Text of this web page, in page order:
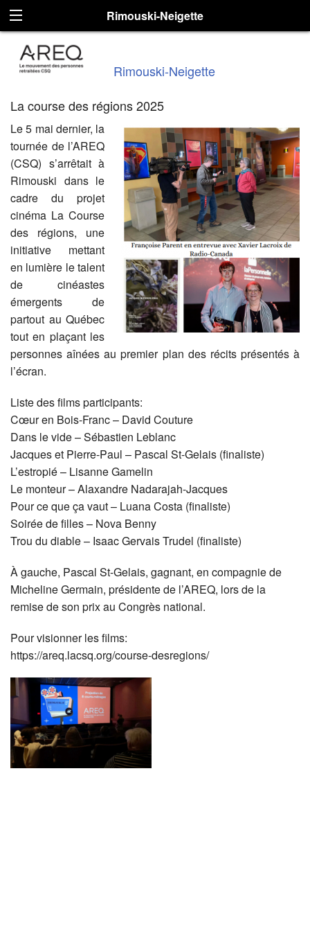
Rimouski-Neigette
Rimouski-Neigette
La course des régions 2025
Le 5 mai dernier, la
tournée de l’AREQ
(CSQ) s’arrêtait à
Rimouski dans le
cadre du projet
cinéma La Course
des régions, une
initiative mettant
en lumière le talent
de cinéastes
émergents de
partout au Québec
tout en plaçant les
personnes aînées au premier plan des récits présentés à
l’écran.
Liste des films participants:
Cœur en Bois-Franc – David Couture
Dans le vide – Sébastien Leblanc
Jacques et Pierre-Paul – Pascal St-Gelais (finaliste)
L’estropié – Lisanne Gamelin
Le monteur – Alaxandre Nadarajah-Jacques
Pour ce que ça vaut – Luana Costa (finaliste)
Soirée de filles – Nova Benny
Trou du diable – Isaac Gervais Trudel (finaliste)
À gauche, Pascal St-Gelais, gagnant, en compagnie de
Micheline Germain, présidente de l’AREQ, lors de la
remise de son prix au Congrès national.
Pour visionner les films:
https://areq.lacsq.org/course-desregions/